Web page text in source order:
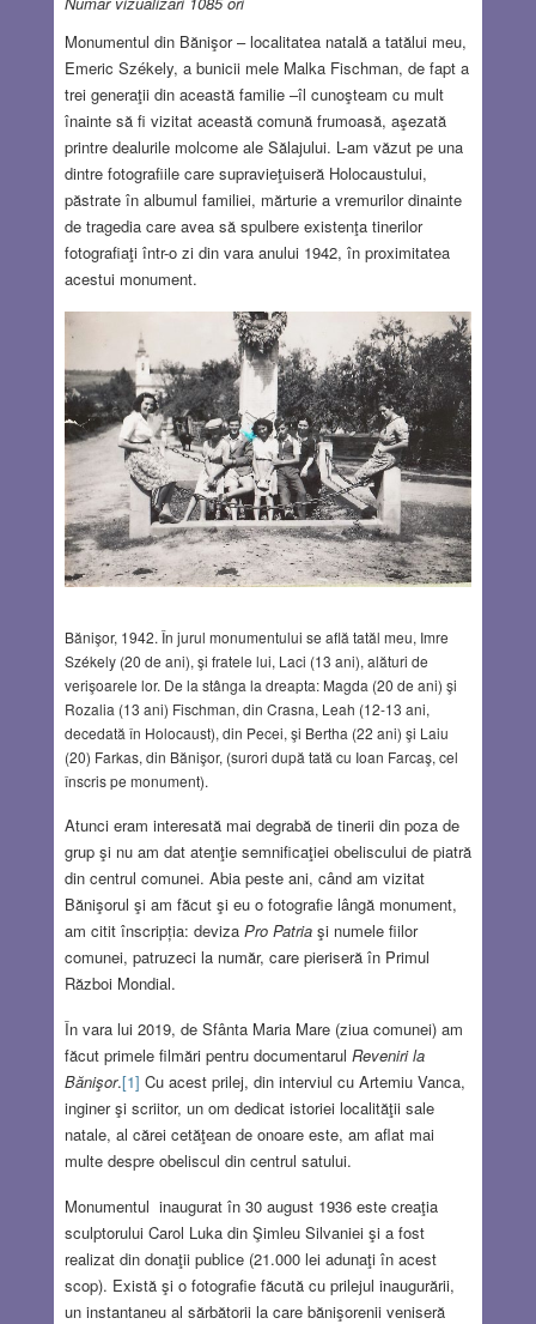
Monumentul din Bănişor – localitatea natală a tatălui meu,
Emeric Székely, a bunicii mele Malka Fischman, de fapt a
trei generaţii din această familie –îl cunoşteam cu mult
înainte să fi vizitat această comună frumoasă, aşezată
printre dealurile molcome ale Sălajului. L-am văzut pe una
dintre fotografiile care supravieţuiseră Holocaustului,
păstrate în albumul familiei, mărturie a vremurilor dinainte
de tragedia care avea să spulbere existenţa tinerilor
fotografiaţi într-o zi din vara anului 1942, în proximitatea
acestui monument.
Bănişor, 1942. În jurul monumentului se află tatăl meu, Imre
Székely (20 de ani), şi fratele lui, Laci (13 ani), alături de
verişoarele lor. De la stânga la dreapta: Magda (20 de ani) şi
Rozalia (13 ani) Fischman, din Crasna, Leah (12-13 ani,
decedată în Holocaust), din Pecei, şi Bertha (22 ani) şi Laiu
(20) Farkas, din Bănişor, (surori după tată cu Ioan Farcaş, cel
înscris pe monument).
Atunci eram interesată mai degrabă de tinerii din poza de
grup şi nu am dat atenţie semnificaţiei obeliscului de piatră
din centrul comunei. Abia peste ani, când am vizitat
Bănişorul şi am făcut şi eu o fotografie lângă monument,
am citit înscripția: deviza Pro Patriaşi numele fiilor
comunei, patruzeci la număr, care pieriseră în Primul
Război Mondial.
În vara lui 2019, de Sfânta Maria Mare (ziua comunei) am
făcut primele filmări pentru documentarul Reveniri la
Bănişor.[1] Cu acest prilej, din interviul cu Artemiu Vanca,
inginer şi scriitor, un om dedicat istoriei localităţii sale
natale, al cărei cetăţean de onoare este, am aflat mai
multe despre obeliscul din centrul satului.
Monumentul inaugurat în 30 august 1936 este creaţia
sculptorului Carol Luka din Şimleu Silvaniei şi a fost
realizat din donaţii publice (21.000 lei adunaţi în acest
scop). Există şi o fotografie făcută cu prilejul inaugurării,
un instantaneu al sărbătorii la care bănişorenii veniseră